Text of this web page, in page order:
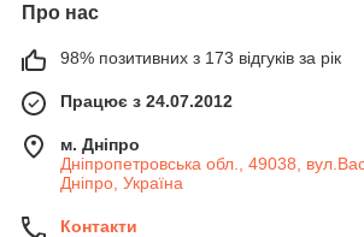
Про нас
98% позитивних з 173 відгуків за рік
Працює з 24.07.2012
м. Дніпро
Дніпропетровська обл., 49038,
Дніпро, Україна
Контакти